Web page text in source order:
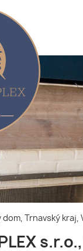
dom, Trnavský kraj,